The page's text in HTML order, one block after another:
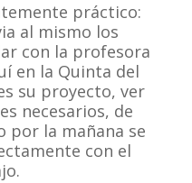
práctico:
al mismo los
con la profesora
en la Quinta del
su proyecto, ver
necesarios, de
por la mañana se
con el